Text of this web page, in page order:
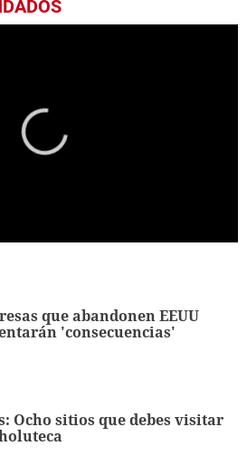
que abandonen EEUU
'consecuencias'
Ocho sitios que debes visitar